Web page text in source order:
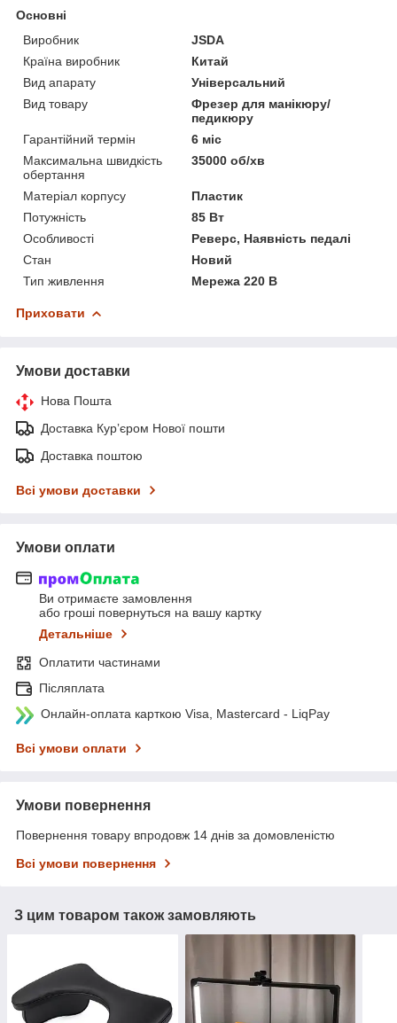
Основні
Виробник
JSDA
Країна виробник
Китай
Вид апарату
Універсальний
Вид товару
Фрезер для манікюру/
педикюру
Гарантійний термін
6 міс
Максимальна швидкість
обертання
35000 об/хв
Матеріал корпусу
Пластик
Потужність
85 Вт
Особливості
Реверс, Наявність педалі
Стан
Новий
Тип живлення
Мережа 220 В
Приховати
Умови доставки
Нова Пошта
Доставка Курʼєром Нової пошти
Доставка поштою
Всі умови доставки
Умови оплати
Ви отримаєте замовлення
або гроші повернуться на вашу картку
Детальніше
Оплатити частинами
Післяплата
Онлайн-оплата карткою Visa, Mastercard - LiqPay
Всі умови оплати
Умови повернення
Повернення товару впродовж 14 днів за домовленістю
Всі умови повернення
З цим товаром також замовляють